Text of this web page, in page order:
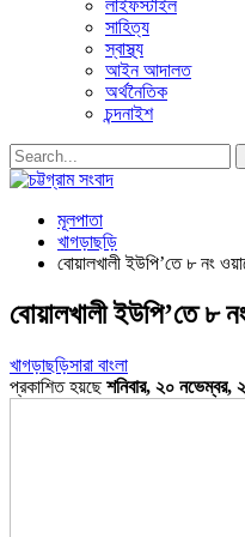
লাইফস্টাইল
সাহিত্য
স্বাস্থ্য
আইন আদালত
অর্থনৈতিক
চন্দনাইশ
মূলপাতা
খাগড়াছড়ি
বোয়ালখালী ইউপি’তে ৮ নং
বোয়ালখালী ইউপি’তে ৮
খাগড়াছড়িসারা বাংলা
প্রকাশিত হয়ছেশনিবার, ২০ নভেম্বর,